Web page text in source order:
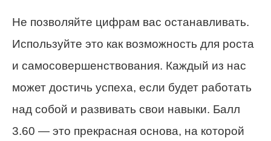
Не позволяйте цифрам вас останавливать.
Используйте это как возможность для роста
и самосовершенствования. Каждый из нас
может достичь успеха, если будет работать
над собой и развивать свои навыки. Балл
3.60 — это прекрасная основа, на которой